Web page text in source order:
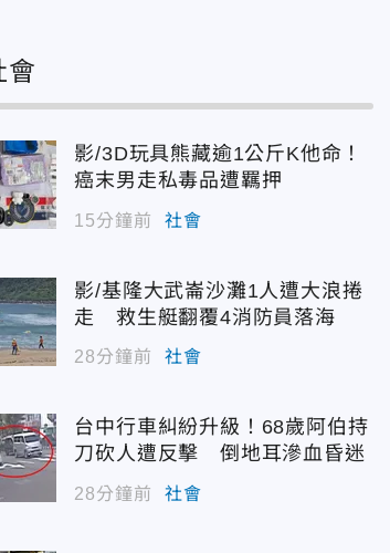
會
影/3D玩具熊藏逾1公斤K他命！
癌末男走私毒品遭羈押
15分鐘前 社會
影/基隆大武崙沙灘1人遭大浪捲
走 救生艇翻覆4消防員落海
28分鐘前 社會
台中行車糾紛升級！68歲阿伯持
刀砍人遭反擊 倒地耳滲血昏迷
28分鐘前 社會